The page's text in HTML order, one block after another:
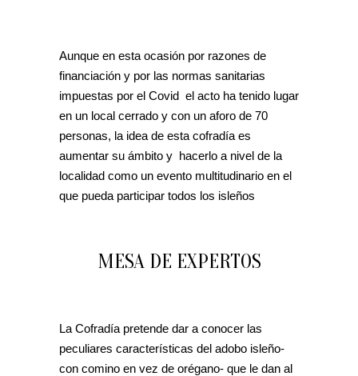
Aunque en esta ocasión por razones de
financiación y por las normas sanitarias
impuestas por el Covid el acto ha tenido lugar
en un local cerrado y con un aforo de 70
personas, la idea de esta cofradía es
aumentar su ámbito y hacerlo a nivel de la
localidad como un evento multitudinario en el
que pueda participar todos los isleños
MESA DE EXPERTOS
La Cofradía pretende dar a conocer las
peculiares características del adobo isleño-
con comino en vez de orégano- que le dan al